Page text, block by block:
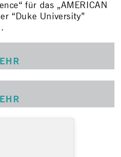
für das „AMERICAN
“Duke University”